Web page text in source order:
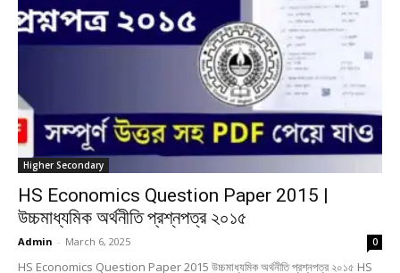
Higher Secondary
HS Economics Question Paper 2015 |
উচ্চমাধ্যমিক অর্থনীতি প্রশ্নপত্র ২০১৫
Admin - March 6, 2025 0
HS Economics Question Paper 2015 উচ্চমাধ্যমিক অর্থনীতি প্রশ্নপত্র ২০১৫ HS